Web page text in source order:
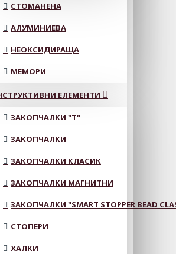
СТОМАНЕНА
АЛУМИНИЕВА
НЕОКСИДИРАЩА
МЕМОРИ
ЕЛЕМЕНТИ
ЗАКОПЧАЛКИ "Т"
ЗАКОПЧАЛКИ
ЗАКОПЧАЛКИ КЛАСИК
ЗАКОПЧАЛКИ МАГНИТНИ
ЗАКОПЧАЛКИ "SMART STOPPER BEAD
СТОПЕРИ
ХАЛКИ